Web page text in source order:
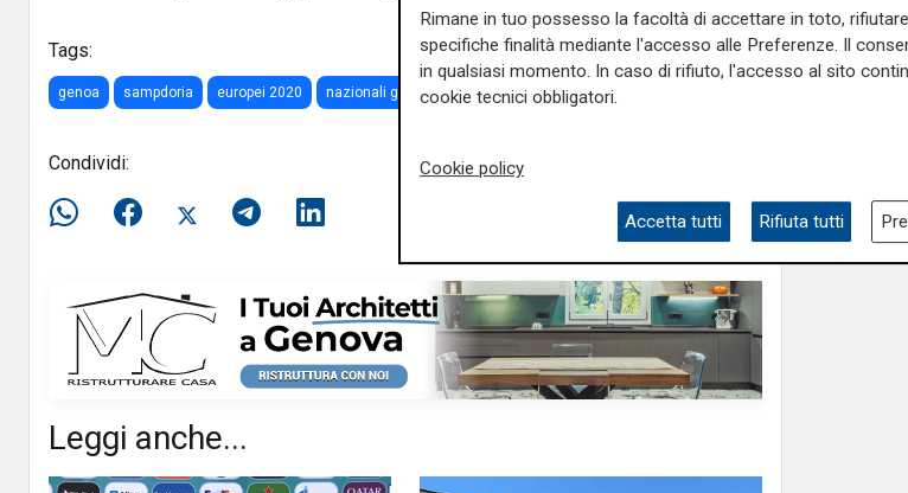
Tags:
genoa sampdoria europei 2020 nazionali genoa e sampdoria
Condividi:
Leggi anche...
Rimane in tuo possesso la facoltà di accettare in toto,
specifiche finalità mediante l'accesso alle Preferenze. Il
in qualsiasi momento. In caso di rifiuto, l'accesso al sito
cookie tecnici obbligatori.
Cookie policy
Accetta tutti Rifiuta tutti